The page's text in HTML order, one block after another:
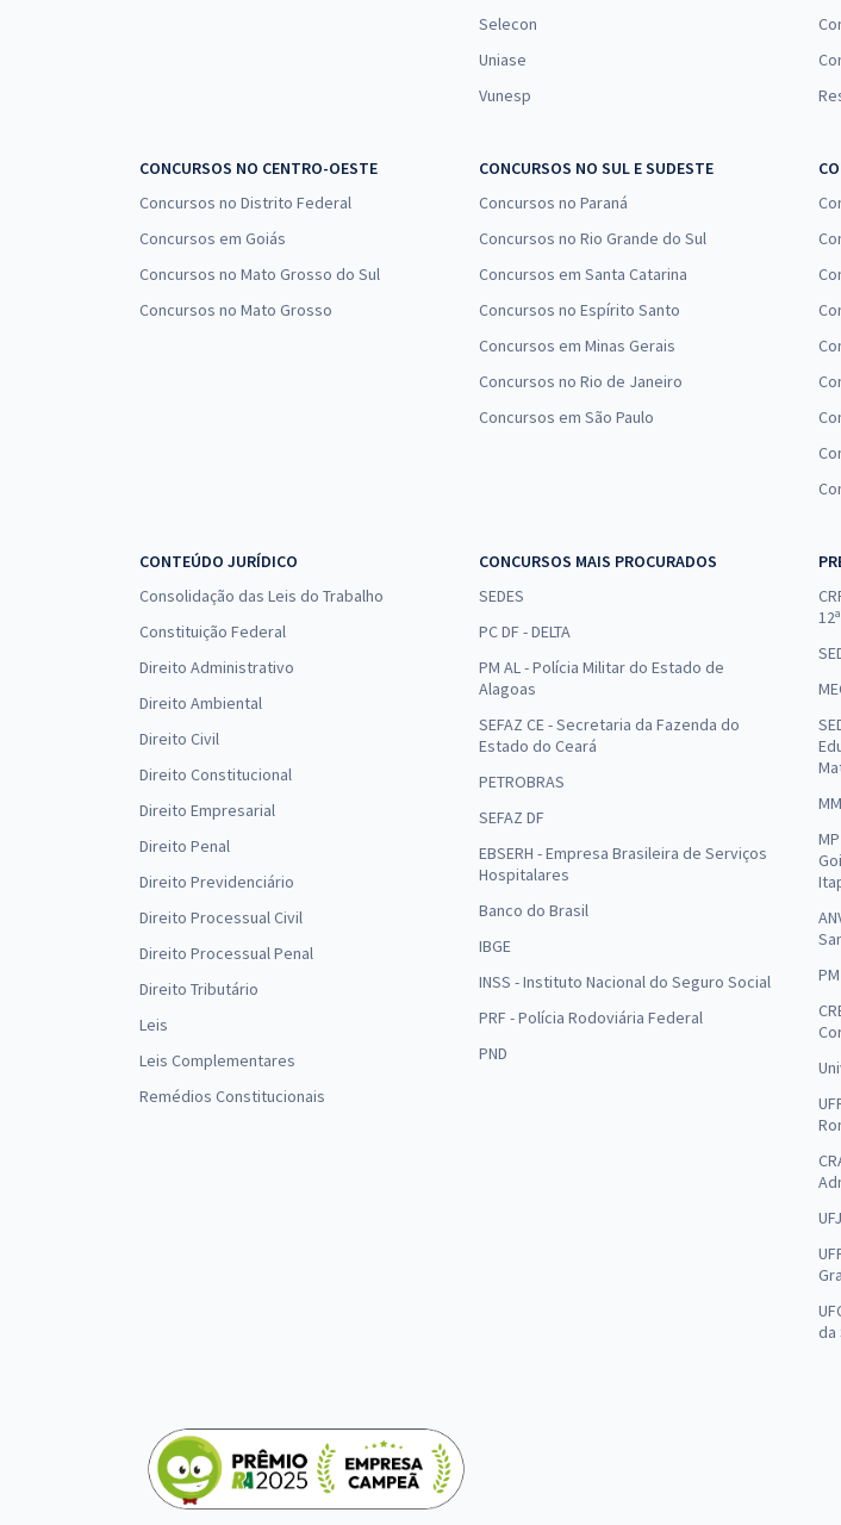
Selecon
Uniase
Vunesp
CONCURSOS NO CENTRO-OESTE
Concursos no Distrito Federal
Concursos em Goiás
Concursos no Mato Grosso do Sul
Concursos no Mato Grosso
CONCURSOS NO SUL E SUDESTE
Concursos no Paraná
Concursos no Rio Grande do Sul
Concursos em Santa Catarina
Concursos no Espírito Santo
Concursos em Minas Gerais
Concursos no Rio de Janeiro
Concursos em São Paulo
CONTEÚDO JURÍDICO
Consolidação das Leis do Trabalho
Constituição Federal
Direito Administrativo
Direito Ambiental
Direito Civil
Direito Constitucional
Direito Empresarial
Direito Penal
Direito Previdenciário
Direito Processual Civil
Direito Processual Penal
Direito Tributário
Leis
Leis Complementares
Remédios Constitucionais
CONCURSOS MAIS PROCURADOS
SEDES
PC DF - DELTA
PM AL - Polícia Militar do Estado de
Alagoas
SEFAZ CE - Secretaria da Fazenda do
Estado do Ceará
PETROBRAS
SEFAZ DF
EBSERH - Empresa Brasileira de Serviços
Hospitalares
Banco do Brasil
IBGE
INSS - Instituto Nacional do Seguro Social
PRF - Polícia Rodoviária Federal
PND
da